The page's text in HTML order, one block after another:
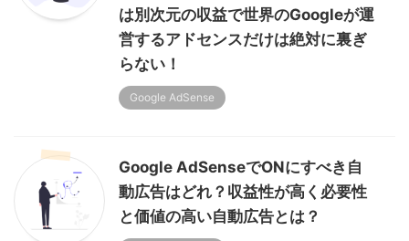
は別次元の収益で世界のGoogleが運
営するアドセンスだけは絶対に裏ぎ
らない！
Google AdSense
Google AdSenseでONにすべき自
動広告はどれ？収益性が高く必要性
と価値の高い自動広告とは？